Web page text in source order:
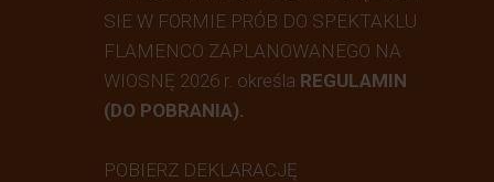
SIE W FORMIE PRÓB DO SPEKTAKLU
FLAMENCO ZAPLANOWANEGO NA
WIOSNĘ 2026 r. określa REGULAMIN
(DO POBRANIA).
POBIERZ DEKLARACJĘ